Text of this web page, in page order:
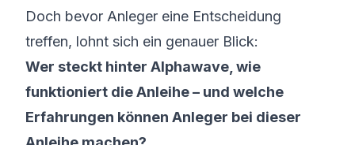
Doch bevor Anleger eine Entscheidung
treffen, lohnt sich ein genauer Blick:
Wer steckt hinter Alphawave, wie
funktioniert die Anleihe – und welche
Erfahrungen können Anleger bei dieser